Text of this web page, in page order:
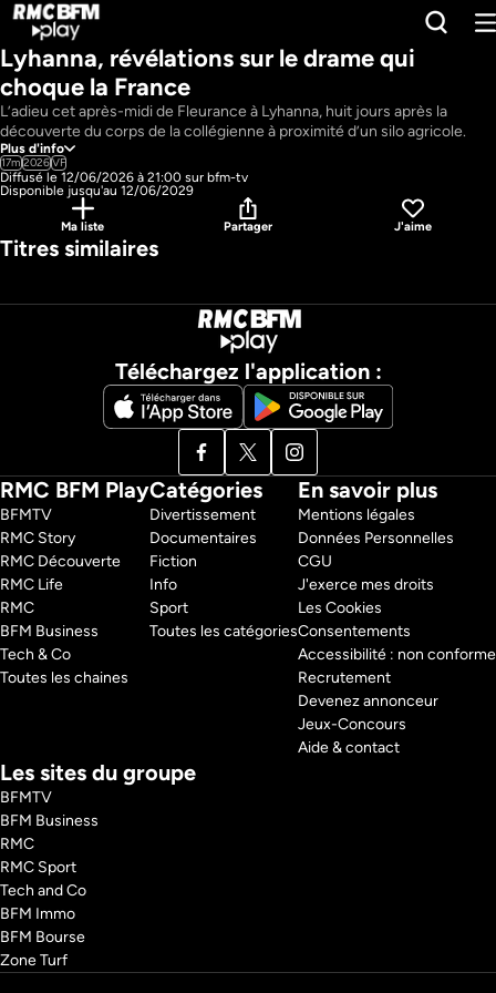
Lyhanna, révélations sur le drame qui
choque la France
L’adieu cet après-midi de Fleurance à Lyhanna, huit jours après la
découverte du corps de la collégienne à proximité d’un silo agricole.
Une immense émotion sous laquelle couvent la colère et les
interrogations, notamment sur les possibles manquements de la justice.
Depuis cette semaine, l’affaire prend encore une nouvelle dimension et
éclabousse la famille de Jérôme Barella -  le suspect numéro 1 –
impliquée dans plusieurs procédures de viol et d’inceste.
« Lyhanna : révélations sur le drame qui choque la France », un
Jeanthon, Fanny Morel et Julien Cressens.
Plus d'info
17m2026VF
Diffusé le 12/06/2026 à 21:00 sur bfm-tv
Disponible jusqu'au 12/06/2029
Ma liste Partager J'aime
Titres similaires
Téléchargez l'application :
RMC BFM Play
BFMTV
RMC Story
RMC Découverte
RMC Life
RMC
BFM Business
Tech & Co
Toutes les chaines
Catégories
Divertissement
Documentaires
Fiction
Info
Sport
Toutes les catégories
En savoir plus
Mentions légales
Données Personnelles
CGU
J'exerce mes droits
Les Cookies
Consentements
Accessibilité : non conforme
Recrutement
Devenez annonceur
Jeux-Concours
Aide & contact
Les sites du groupe
BFMTV
BFM Business
RMC
RMC Sport
Tech and Co
BFM Immo
BFM Bourse
Zone Turf